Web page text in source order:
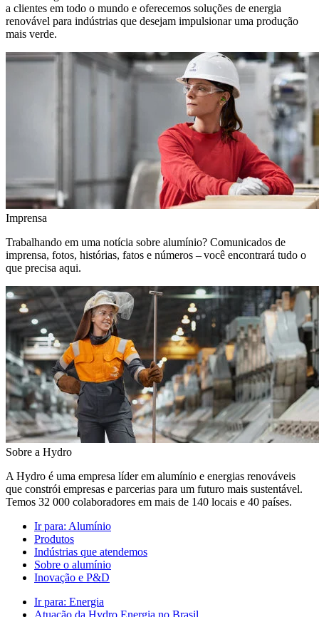
a clientes em todo o mundo e oferecemos soluções de energia
renovável para indústrias que desejam impulsionar uma produção
mais verde.
Imprensa
Trabalhando em uma notícia sobre alumínio? Comunicados de
imprensa, fotos, histórias, fatos e números – você encontrará tudo o
que precisa aqui.
Sobre a Hydro
A Hydro é uma empresa líder em alumínio e energias renováveis
que constrói empresas e parcerias para um futuro mais sustentável.
Temos 32 000 colaboradores em mais de 140 locais e 40 países.
Ir para: Alumínio
Produtos
Indústrias que atendemos
Sobre o alumínio
Inovação e P&D
Ir para: Energia
Atuação da Hydro Energia no Brasil